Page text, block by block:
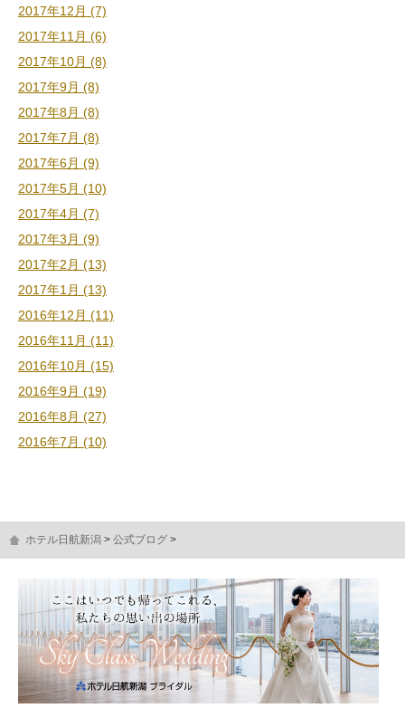
2017年12月 (7)
2017年11月 (6)
2017年10月 (8)
2017年9月 (8)
2017年8月 (8)
2017年7月 (8)
2017年6月 (9)
2017年5月 (10)
2017年4月 (7)
2017年3月 (9)
2017年2月 (13)
2017年1月 (13)
2016年12月 (11)
2016年11月 (11)
2016年10月 (15)
2016年9月 (19)
2016年8月 (27)
2016年7月 (10)
ホテル日航新潟 公式ブログ